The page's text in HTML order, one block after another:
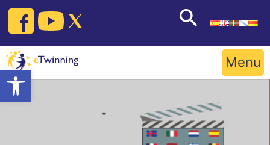
Open toolbar
Skip
content
Menu